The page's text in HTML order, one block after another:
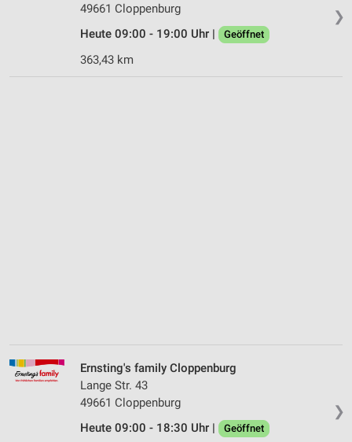
❯
49661 Cloppenburg
Heute 09:00 - 19:00 Uhr |
Geöffnet
363,43 km
❯
Ernsting's family Cloppenburg
Lange Str. 43
49661 Cloppenburg
Heute 09:00 - 18:30 Uhr |
Geöffnet